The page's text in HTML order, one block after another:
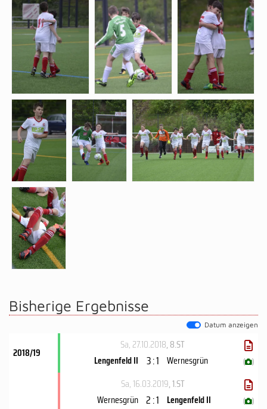
Bisherige Ergebnisse
Datum anzeigen
2018/19
Sa, 27.10.2018, 8.ST
Lengenfeld II 3 : 1 Wernesgrün ( )
Sa, 16.03.2019, 1.ST
Wernesgrün 2 : 1 Lengenfeld II ( )